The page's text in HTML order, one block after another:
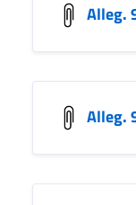
Alleg.
Alleg.